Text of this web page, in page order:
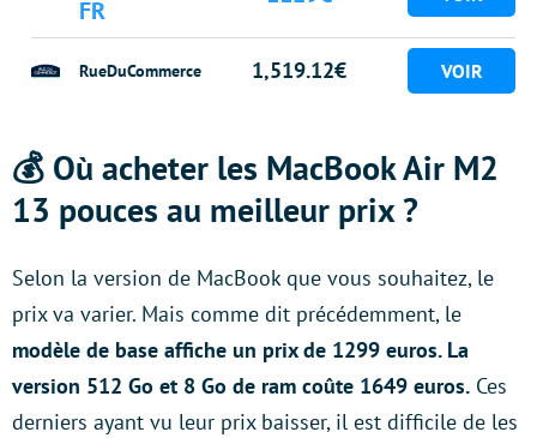
FR
RueDuCommerce 1,519.12€
💰 Où acheter les MacBook Air M2
13 pouces au meilleur prix ?
Selon la version de MacBook que vous souhaitez, le
prix va varier. Mais comme dit précédemment, le
modèle de base affiche un prix de 1299 euros. La
version 512 Go et 8 Go de ram coûte 1649 euros. Ces
derniers ayant vu leur prix baisser, il est difficile de les